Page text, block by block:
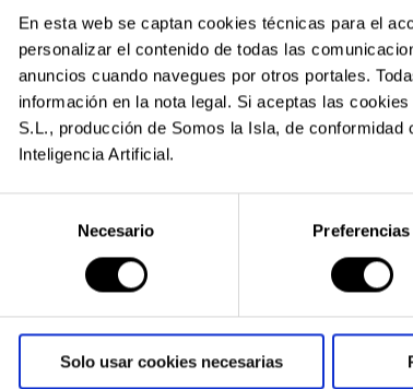
En esta web se captan cookies técnicas para el
personalizar el contenido de todas las
anuncios cuando navegues por otros portales.
información en la nota legal. Si aceptas las
S.L., producción de Somos la Isla, de
Inteligencia Artificial.
consentimiento
Necesario Preferencias
Solo usar cookies necesarias
SUSCRÍBETE A
y disfruta de
especiales,
E-MAIL*
ACEPTO QUE
PERSONALES
Puedes darte de
que quieras a